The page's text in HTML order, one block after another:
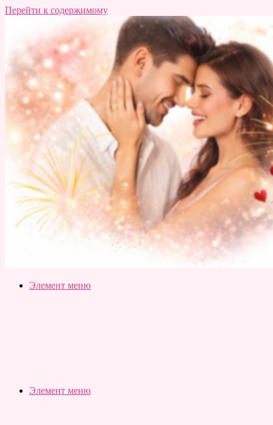
Перейти к содержимому
Slubovju.ru
Бесплатные
Элемент меню
Элемент меню